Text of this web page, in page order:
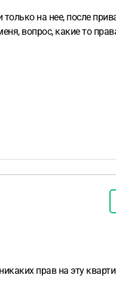
на нее, после
вопрос, какие то
прав на эту